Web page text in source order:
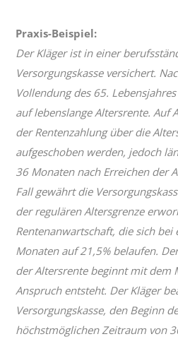
Praxis-Beispiel:
Der Kläger ist in einer
Versorgungskasse versichert.
Vollendung des 65.
auf lebenslange Altersrente. Auf
der Rentenzahlung über die
aufgeschoben werden, jedoch
36 Monaten nach Erreichen der
Fall gewährt die
der regulären Altersgrenze
Rentenanwartschaft, die sich
Monaten auf 21,5% belaufen.
der Altersrente beginnt mit dem
Anspruch entsteht. Der Kläger
Versorgungskasse, den Beginn
höchstmöglichen Zeitraum von